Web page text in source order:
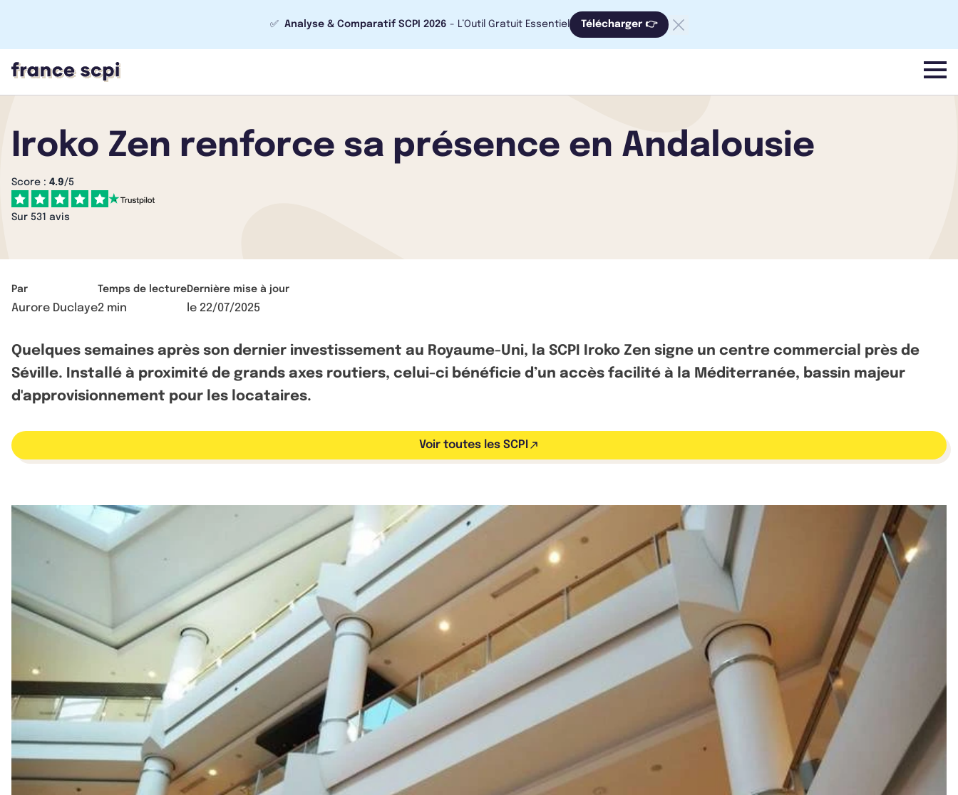
✅ Analyse & Comparatif SCPI 2026 - L’Outil Gratuit Essentiel Télécharger 👉
menu
Iroko Zen renforce sa présence en Andalousie
Score : 4.9/5
Sur 531 avis
Par
Aurore Duclaye
Temps de lecture
2 min
Dernière mise à jour
le 22/07/2025
Quelques semaines après son dernier investissement au Royaume-Uni, la SCPI Iroko Zen signe un centre commercial près de
Séville. Installé à proximité de grands axes routiers, celui-ci bénéficie d’un accès facilité à la Méditerranée, bassin majeur
d'approvisionnement pour les locataires.
Voir toutes les SCPI